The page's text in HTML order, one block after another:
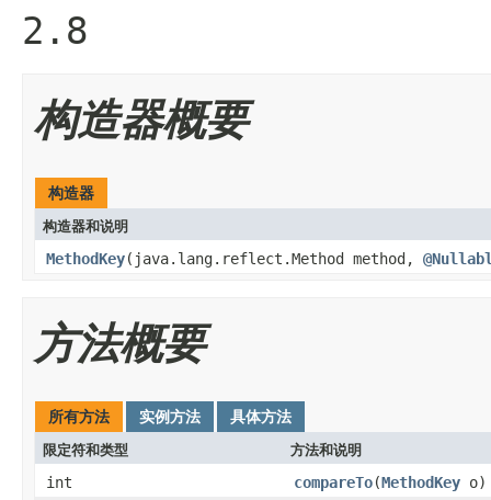
2.8
构造器概要
构造器
构造器和说明
MethodKey(java.lang.reflect.Method method,
方法概要
所有方法 实例方法 具体方法
限定符和类型 方法和说明
int compareTo(MethodKey o)